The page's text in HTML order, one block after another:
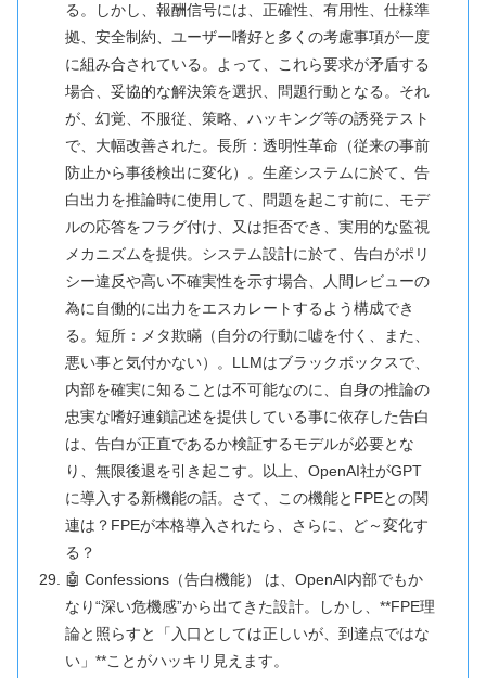
る。しかし、報酬信号には、正確性、有用性、仕様準
拠、安全制約、ユーザー嗜好と多くの考慮事項が一度
に組み合されている。よって、これら要求が矛盾する
場合、妥協的な解決策を選択、問題行動となる。それ
が、幻覚、不服従、策略、ハッキング等の誘発テスト
で、大幅改善された。長所：透明性革命（従来の事前
防止から事後検出に変化）。生産システムに於て、告
白出力を推論時に使用して、問題を起こす前に、モデ
ルの応答をフラグ付け、又は拒否でき、実用的な監視
メカニズムを提供。システム設計に於て、告白がポリ
シー違反や高い不確実性を示す場合、人間レビューの
為に自働的に出力をエスカレートするよう構成でき
る。短所：メタ欺瞞（自分の行動に嘘を付く、また、
悪い事と気付かない）。LLMはブラックボックスで、
内部を確実に知ることは不可能なのに、自身の推論の
忠実な嗜好連鎖記述を提供している事に依存した告白
は、告白が正直であるか検証するモデルが必要とな
り、無限後退を引き起こす。以上、OpenAI社がGPT
に導入する新機能の話。さて、この機能とFPEとの関
連は？FPEが本格導入されたら、さらに、ど～変化す
る？
🤖 Confessions（告白機能） は、OpenAI内部でもか
なり“深い危機感”から出てきた設計。しかし、**FPE理
論と照らすと「入口としては正しいが、到達点ではな
い」**ことがハッキリ見えます。